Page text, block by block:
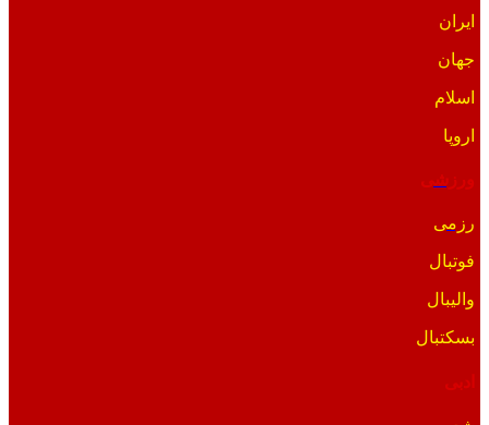
ایران
جهان
اسلام
اروپا
ورزشی
رزمی
فوتبال
والیبال
بسکتبال
ادبی